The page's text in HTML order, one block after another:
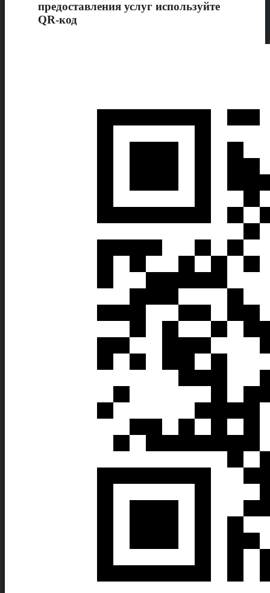
предоставления услуг используйте
QR-код